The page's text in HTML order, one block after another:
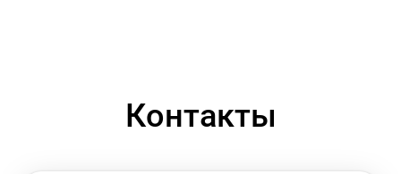
Контакты